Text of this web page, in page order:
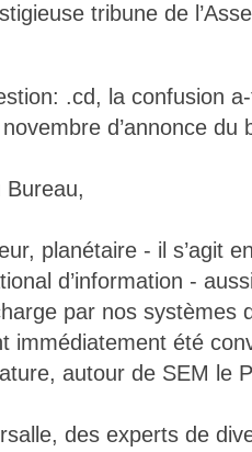
tribune de
.cd, la confusion
d’annonce du
Bureau,
planétaire - il s’agit
d’information -
par nos systèmes
immédiatement été
autour de SEM le
des experts de